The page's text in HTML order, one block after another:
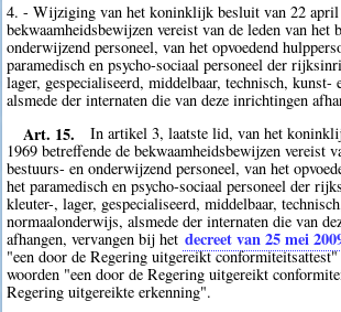
4. - Wijziging van het koninklijk besluit van 22 april
bekwaamheidsbewijzen vereist van de leden van het
onderwijzend personeel, van het opvoedend
paramedisch en psycho-sociaal personeel der
lager, gespecialiseerd, middelbaar, technisch, kunst-
alsmede der internaten die van deze inrichtingen
Art. 15.
In artikel 3, laatste lid, van het
1969 betreffende de bekwaamheidsbewijzen vereist
bestuurs- en onderwijzend personeel, van het
het paramedisch en psycho-sociaal personeel der
kleuter-, lager, gespecialiseerd, middelbaar,
normaalonderwijs, alsmede der internaten die van
afhangen, vervangen bij het decreet van 25 mei
"een door de Regering uitgereikt conformiteitsattest"
woorden "een door de Regering uitgereikt
Regering uitgereikte erkenning".